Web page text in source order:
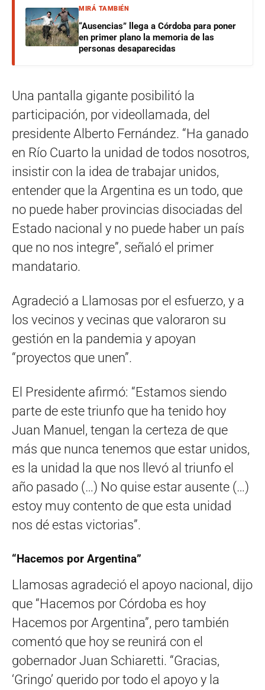
MIRÁ TAMBIÉN
“Ausencias” llega a Córdoba para poner
en primer plano la memoria de las
personas desaparecidas
Una pantalla gigante posibilitó la
participación, por videollamada, del
presidente Alberto Fernández. “Ha ganado
en Río Cuarto la unidad de todos nosotros,
insistir con la idea de trabajar unidos,
entender que la Argentina es un todo, que
no puede haber provincias disociadas del
Estado nacional y no puede haber un país
que no nos integre”, señaló el primer
mandatario.
Agradeció a Llamosas por el esfuerzo, y a
los vecinos y vecinas que valoraron su
gestión en la pandemia y apoyan
“proyectos que unen”.
El Presidente afirmó: “Estamos siendo
parte de este triunfo que ha tenido hoy
Juan Manuel, tengan la certeza de que
más que nunca tenemos que estar unidos,
es la unidad la que nos llevó al triunfo el
año pasado (…) No quise estar ausente (…)
estoy muy contento de que esta unidad
nos dé estas victorias”.
“Hacemos por Argentina”
Llamosas agradeció el apoyo nacional, dijo
que “Hacemos por Córdoba es hoy
Hacemos por Argentina”, pero también
comentó que hoy se reunirá con el
gobernador Juan Schiaretti. “Gracias,
‘Gringo’ querido por todo el apoyo y la